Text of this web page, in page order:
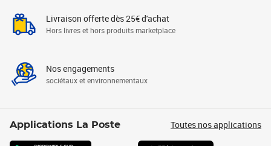
Livraison offerte dès 25€ d'achat
Hors livres et hors produits marketplace
Nos engagements
sociétaux et environnementaux
Applications La Poste Toutes nos applications